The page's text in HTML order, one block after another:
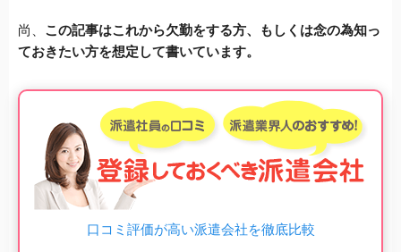
尚、 この記事はこれから欠勤をする方、もしくは念の為知っ
ておきたい方を想定して書いています。
口コミ評価が高い派遣会社を徹底比較